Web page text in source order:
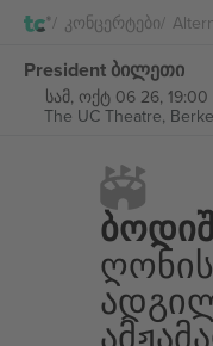
Კონცერტები
President ბილეთი
სამ, ოქტ 06 26, 19:00
The UC Theatre,